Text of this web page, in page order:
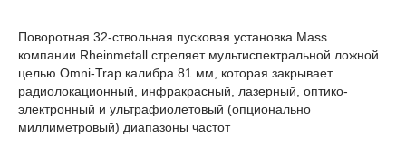
Поворотная 32-ствольная пусковая установка Mass
компании Rheinmetall стреляет мультиспектральной ложной
целью Omni-Trap калибра 81 мм, которая закрывает
радиолокационный, инфракрасный, лазерный, оптико-
электронный и ультрафиолетовый (опционально
миллиметровый) диапазоны частот